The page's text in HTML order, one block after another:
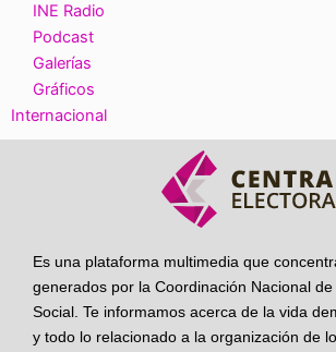
INE Radio
Podcast
Galerías
Gráficos
Internacional
Es una plataforma multimedia que
generados por la Coordinación Nacional
Social. Te informamos acerca de la vida
y todo lo relacionado a la organización de